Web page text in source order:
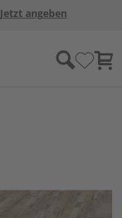
Jetzt angeben